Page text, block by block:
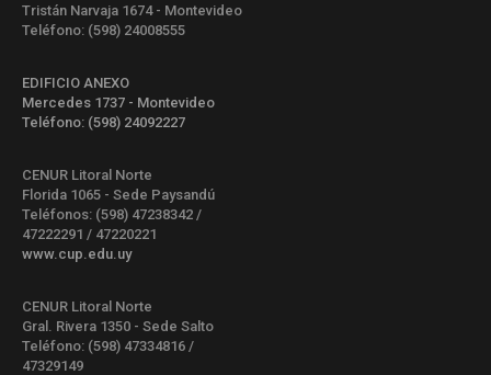
Tristán Narvaja 1674 - Montevideo
Teléfono: (598) 24008555
EDIFICIO ANEXO
Mercedes 1737 - Montevideo
Teléfono: (598) 24092227
CENUR Litoral Norte
Florida 1065 - Sede Paysandú
Teléfonos: (598) 47238342 /
47222291 / 47220221
www.cup.edu.uy
CENUR Litoral Norte
Gral. Rivera 1350 - Sede Salto
Teléfono: (598) 47334816 /
47329149